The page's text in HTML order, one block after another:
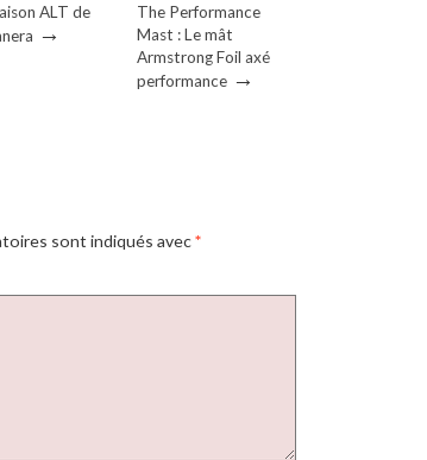
ALT de
→
The Performance
Mast : Le mât
Armstrong Foil axé
performance →
sont indiqués avec*